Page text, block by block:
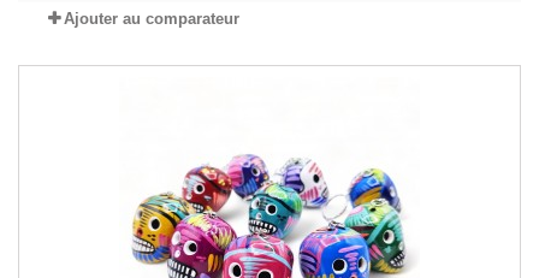
Ajouter au comparateur